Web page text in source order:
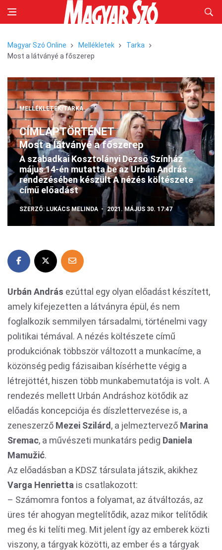
Magyar Szó Online Mellékletek
Tarka
Most a látványé a főszerep
MELLÉKLETEK/TARKA
CÍMLAPTÖRTÉNET
Most a látványé a főszerep
A szabadkai Kosztolányi Dezső Színház
május 14-én mutatta be az Urbán András
rendezésében készült A nézés költészete
című előadást
SZERZŐ: LUKÁCS MELINDA 2021. MÁJUS 30. 17:47
Urbán András ezúttal egy olyan előadást készített,
amely kifejezetten a látványra épül, és nem
foglalkozik semmilyen társadalmi, történelmi vagy
politikai témával. A nézés költészete című
produkciónak többször változott a munkacíme, a
közönség pedig fázisaiban kísérhette végig a
létrejöttét, hiszen több munkabemutatója is volt. A
rendezés mellett Urbán Andráshoz kötődik az
előadás koncepciója és díszlettervezése is, a
zeneszerző Mezei Szilárd , a jelmeztervező Marina
Sremac, a művészeti munkatárs pedig Daniela
Mamužić.
Az előadásban a KDSZ társulata játszik, akikhez
Varga Henrietta is csatlakozott:
– Számomra fontos a folyamat, az átváltozás, az
üres tér ahogyan megtelítődik, azaz mikor telítődik
meg és ki telíti meg. Mit jelent így az emberek közti
viszony, a tárgyak közötti, az ember és a tárgyak